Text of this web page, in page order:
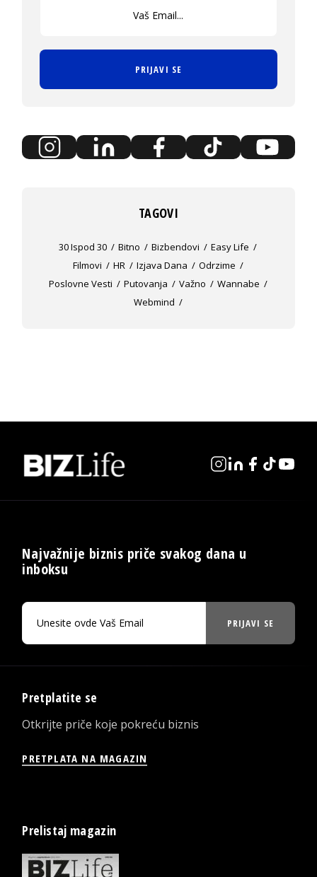
PRIJAVI SE
TAGOVI
30 Ispod 30 Bitno Bizbendovi
Easy Life
Filmovi
HR Izjava Dana
Odrzime
Poslovne Vesti
Putovanja Važno
Wannabe
Webmind
Najvažnije biznis priče svakog dana u
inboksu
PRIJAVI SE
Pretplatite se
Otkrijte priče koje pokreću biznis
PRETPLATA NA MAGAZIN
Prelistaj magazin